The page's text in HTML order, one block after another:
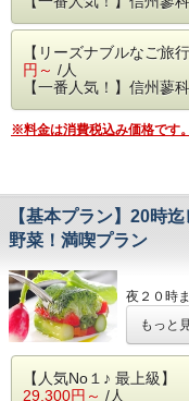
【リーズナブルなご
円～ /人
【一番人気！】信州蓼
※料金は消費税込み価格です。
【基本プラン】20時
野菜！満喫プラン
夜２０時
東京駅か
仕事帰り
だけます。
もっと
【人気No１♪ 最上級
29,300円～ /人